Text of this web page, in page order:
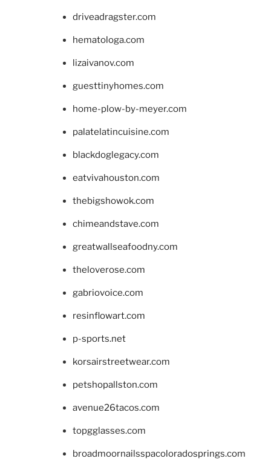
driveadragster.com
hematologa.com
lizaivanov.com
guesttinyhomes.com
home-plow-by-meyer.com
palatelatincuisine.com
blackdoglegacy.com
eatvivahouston.com
thebigshowok.com
chimeandstave.com
greatwallseafoodny.com
theloverose.com
gabriovoice.com
resinflowart.com
p-sports.net
korsairstreetwear.com
petshopallston.com
avenue26tacos.com
topgglasses.com
broadmoornailsspacoloradosprings.com